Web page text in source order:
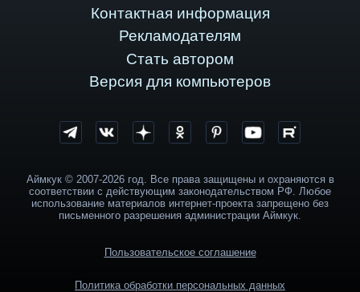
Контактная информация
Рекламодателям
Стать автором
Версия для компьютеров
Аймкук © 2007-2026 год. Все права защищены и охраняются в
соответствии с действующим законодательством РФ. Любое
использование материалов интернет-проекта запрещено без
письменного разрешения администрации Аймкук.
Пользовательское соглашение
Политика обработки персональных данных